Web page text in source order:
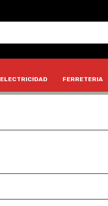
ELECTRICIDAD FERRETERIA